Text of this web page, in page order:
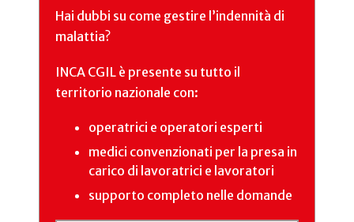
Hai dubbi su come gestire l’indennità di
malattia?
INCA CGIL è presente su tutto il
territorio nazionale con:
operatrici e operatori esperti
medici convenzionati per la presa in
carico di lavoratrici e lavoratori
supporto completo nelle domande